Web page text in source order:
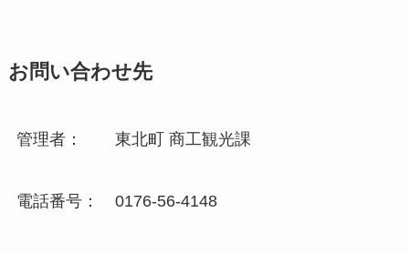
お問い合わせ先
管理者： 東北町 商工観光課
電話番号： 0176-56-4148